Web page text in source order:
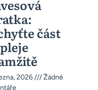
část
2026
Žádné